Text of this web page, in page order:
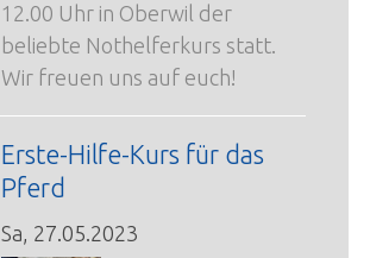
12.00 Uhr in Oberwil der
beliebte Nothelferkurs statt.
Wir freuen uns auf euch!
Erste-Hilfe-Kurs für das
Pferd
Sa, 27.05.2023